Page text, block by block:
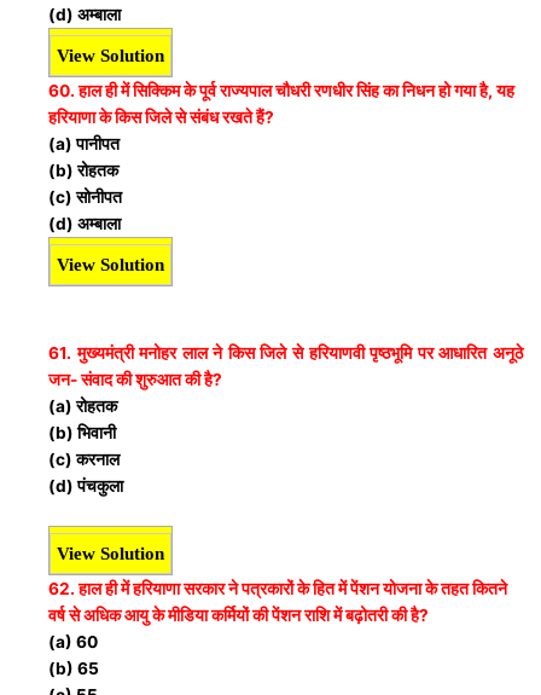
(d) अम्बाला
View Solution
60. हाल ही में सिक्किम के पूर्व राज्यपाल चौधरी रणधीर सिंह का निधन हो गया है, यह
हरियाणा के किस जिले से संबंध रखते हैं?
(a) पानीपत
(b) रोहतक
(c) सोनीपत
(d) अम्बाला
View Solution
61. मुख्यमंत्री मनोहर लाल ने किस जिले से हरियाणवी पृष्ठभूमि पर आधारित अनूठे
जन- संवाद की शुरुआत की है?
(a) रोहतक
(b) भिवानी
(c) करनाल
(d) पंचकुला
View Solution
62. हाल ही में हरियाणा सरकार ने पत्रकारों के हित में पेंशन योजना के तहत कितने
वर्ष से अधिक आयु के मीडिया कर्मियों की पेंशन राशि में बढ़ोतरी की है?
(a) 60
(b) 65